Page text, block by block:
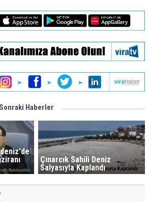
Haberler
Çınarcık Sahili Deniz
Salyasıyla Kaplandı